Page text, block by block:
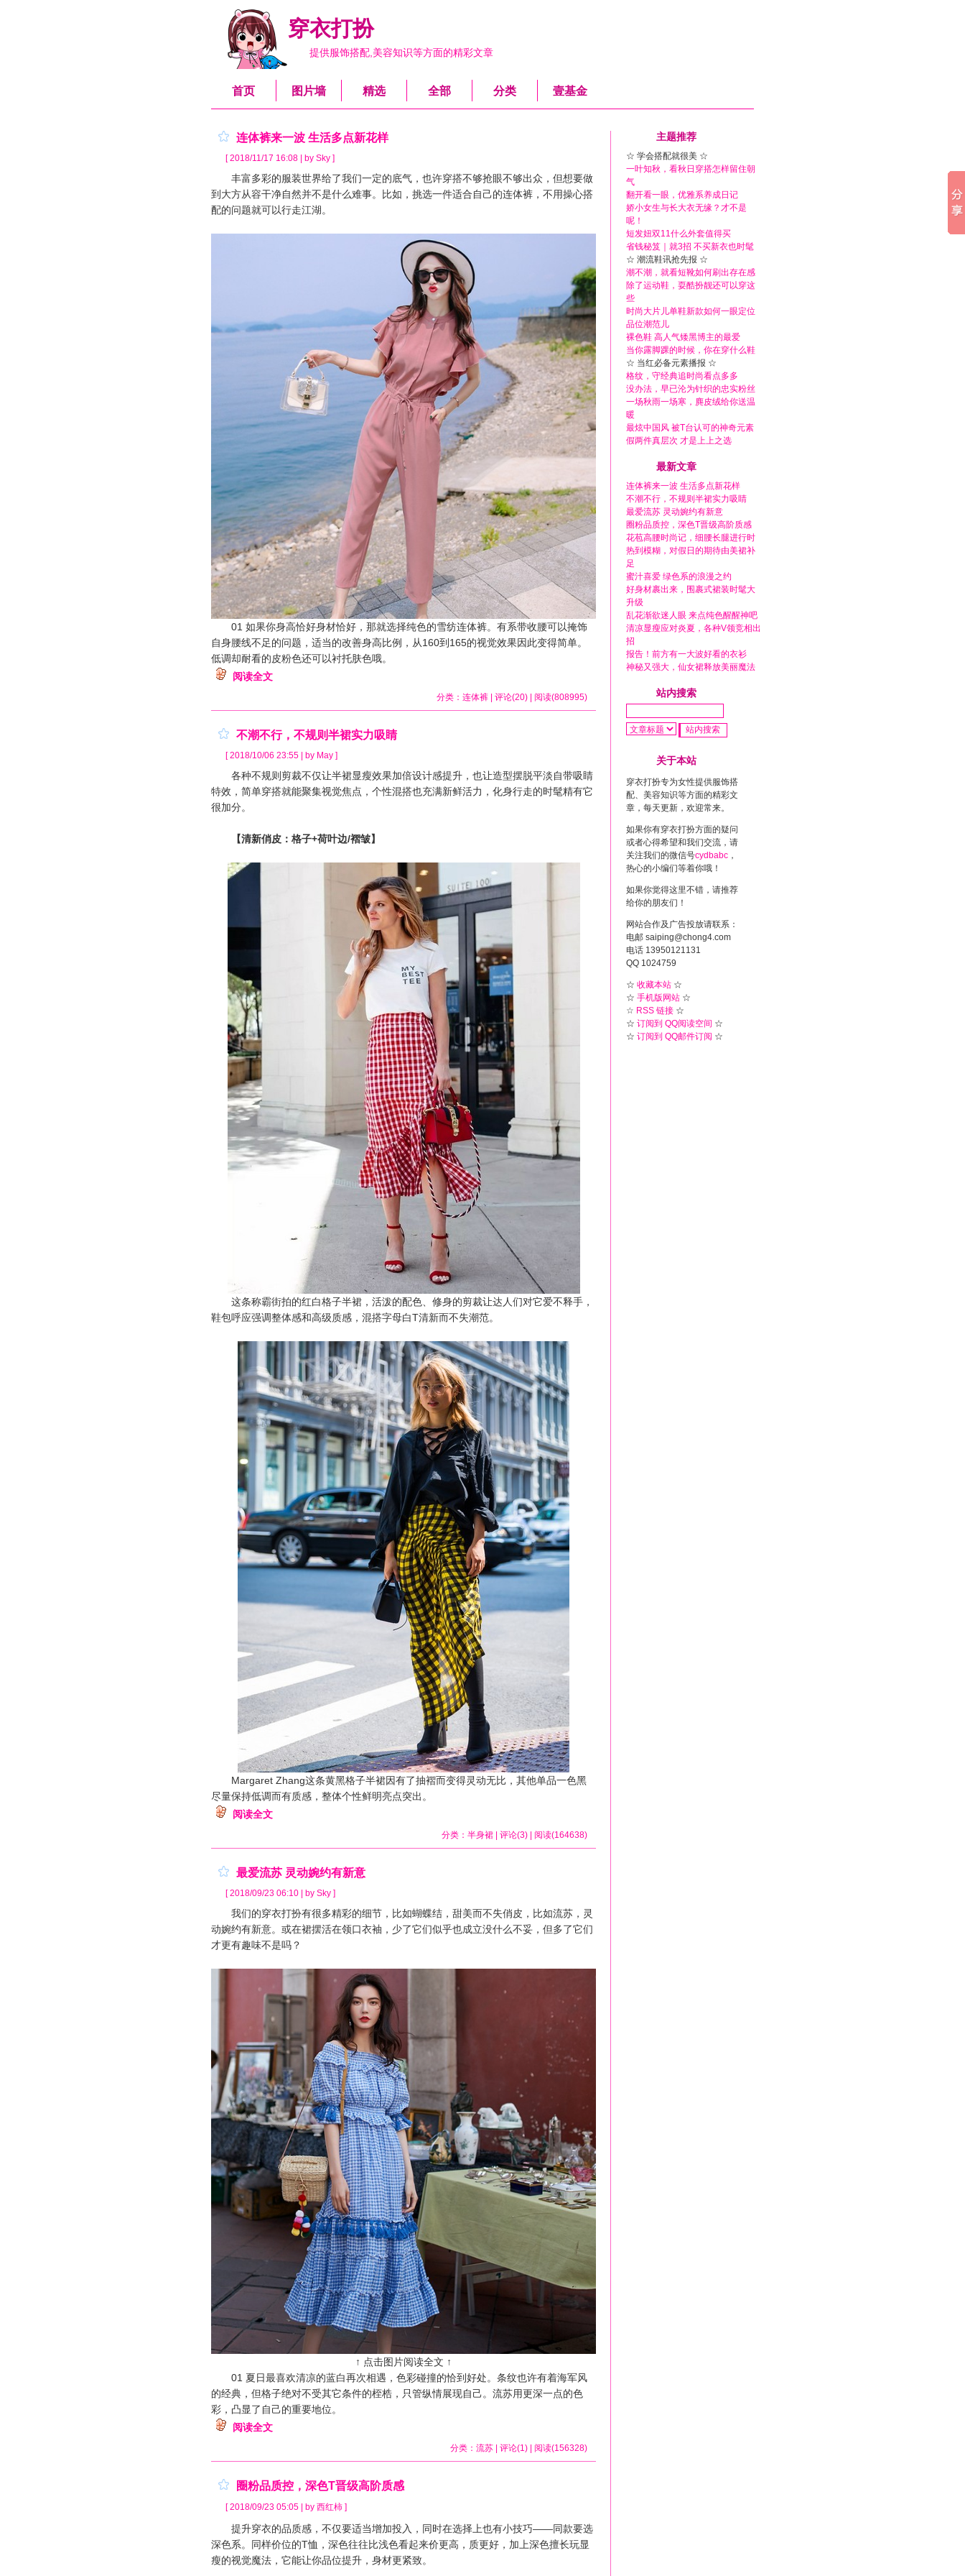
穿衣打扮
提供服饰搭配,美容知识等方面的精彩文章
首页 图片墙 精选 全部 分类 壹基金
连体裤来一波 生活多点新花样
[ 2018/11/17 16:08 | by Sky ]
丰富多彩的服装世界给了我们一定的底气，也许穿搭不够抢眼不够出众，但想要做
到大方从容干净自然并不是什么难事。比如，挑选一件适合自己的连体裤，不用操心搭
配的问题就可以行走江湖。
01 如果你身高恰好身材恰好，那就选择纯色的雪纺连体裤。有系带收腰可以掩饰
自身腰线不足的问题，适当的改善身高比例，从160到165的视觉效果因此变得简单。
低调却耐看的皮粉色还可以衬托肤色哦。
阅读全文
分类： 连体裤 | 评论(20) | 阅读(808995)
不潮不行，不规则半裙实力吸睛
[ 2018/10/06 23:55 | by May ]
各种不规则剪裁不仅让半裙显瘦效果加倍设计感提升，也让造型摆脱平淡自带吸睛
特效，简单穿搭就能聚集视觉焦点，个性混搭也充满新鲜活力，化身行走的时髦精有它
很加分。
【清新俏皮：格子+荷叶边/褶皱】
这条称霸街拍的红白格子半裙，活泼的配色、修身的剪裁让达人们对它爱不释手，
鞋包呼应强调整体感和高级质感，混搭字母白T清新而不失潮范。
Margaret Zhang这条黄黑格子半裙因有了抽褶而变得灵动无比，其他单品一色黑
尽量保持低调而有质感，整体个性鲜明亮点突出。
阅读全文
分类： 半身裙 | 评论(3) | 阅读(164638)
最爱流苏 灵动婉约有新意
[ 2018/09/23 06:10 | by Sky ]
我们的穿衣打扮有很多精彩的细节，比如蝴蝶结，甜美而不失俏皮，比如流苏，灵
动婉约有新意。或在裙摆活在领口衣袖，少了它们似乎也成立没什么不妥，但多了它们
才更有趣味不是吗？
↑ 点击图片阅读全文 ↑
01 夏日最喜欢清凉的蓝白再次相遇，色彩碰撞的恰到好处。条纹也许有着海军风
的经典，但格子绝对不受其它条件的桎梏，只管纵情展现自己。流苏用更深一点的色
彩，凸显了自己的重要地位。
阅读全文
分类： 流苏 | 评论(1) | 阅读(156328)
圈粉品质控，深色T晋级高阶质感
[ 2018/09/23 05:05 | by 西红柿 ]
提升穿衣的品质感，不仅要适当增加投入，同时在选择上也有小技巧——同款要选
深色系。同样价位的T恤，深色往往比浅色看起来价更高，质更好，加上深色擅长玩显
瘦的视觉魔法，它能让你品位提升，身材更紧致。
主题推荐
☆ 学会搭配就很美 ☆
一叶知秋，看秋日穿搭怎样留住朝
气
翻开看一眼，优雅系养成日记
娇小女生与长大衣无缘？才不是
呢！
短发妞双11什么外套值得买
省钱秘笈｜就3招 不买新衣也时髦
☆ 潮流鞋讯抢先报 ☆
潮不潮，就看短靴如何刷出存在感
除了运动鞋，耍酷扮靓还可以穿这
些
时尚大片儿单鞋新款如何一眼定位
品位潮范儿
裸色鞋 高人气矮黑博主的最爱
当你露脚踝的时候，你在穿什么鞋
☆ 当红必备元素播报 ☆
格纹，守经典追时尚看点多多
没办法，早已沦为针织的忠实粉丝
一场秋雨一场寒，麂皮绒给你送温
暖
最炫中国风 被T台认可的神奇元素
假两件真层次 才是上上之选
最新文章
连体裤来一波 生活多点新花样
不潮不行，不规则半裙实力吸睛
最爱流苏 灵动婉约有新意
圈粉品质控，深色T晋级高阶质感
花苞高腰时尚记，细腰长腿进行时
热到模糊，对假日的期待由美裙补
足
蜜汁喜爱 绿色系的浪漫之约
好身材裹出来，围裹式裙装时髦大
升级
乱花渐欲迷人眼 来点纯色醒醒神吧
清凉显瘦应对炎夏，各种V领竞相出
招
报告！前方有一大波好看的衣衫
神秘又强大，仙女裙释放美丽魔法
站内搜索
关于本站
穿衣打扮专为女性提供服饰搭
配、美容知识等方面的精彩文
章，每天更新，欢迎常来。
如果你有穿衣打扮方面的疑问
或者心得希望和我们交流，请
关注我们的微信号cydbabc ，
热心的小编们等着你哦！
如果你觉得这里不错，请推荐
给你的朋友们！
网站合作及广告投放请联系：
电邮 saiping@chong4.com
电话 13950121131
QQ 1024759
☆ 收藏本站 ☆
☆ 手机版网站 ☆
☆ RSS 链接 ☆
☆ 订阅到 QQ阅读空间 ☆
☆ 订阅到 QQ邮件订阅 ☆